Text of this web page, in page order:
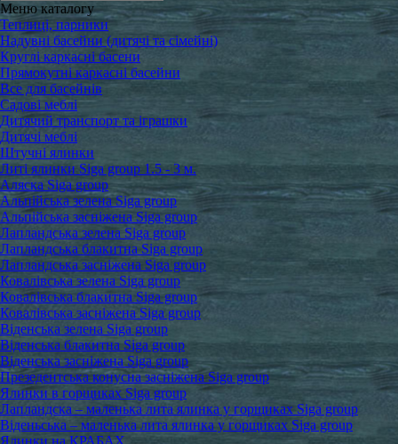
Меню каталогу
Теплиці, парники
Надувні басейни (дитячі та сімейні)
Круглі каркасні басени
Прямокутні каркасні басейни
Все для басейнів
Садові меблі
Дитячий транспорт та іграшки
Дитячі меблі
Штучні ялинки
Литі ялинки Siga group 1.5 - 3 м.
Аляска Siga group
Альпійська зелена Siga group
Альпійська засніжена Siga group
Лапландська зелена Siga group
Лапландська блакитна Siga group
Лапландська засніжена Siga group
Ковалівська зелена Siga group
Ковалівська блакитна Siga group
Ковалівська засніжена Siga group
Віденська зелена Siga group
Віденська блакитна Siga group
Віденська засніжена Siga group
Презедентська конусна засніжена Siga group
Ялинки в горщиках Siga group
Лапландска – маленька лита ялинка у горщиках Siga group
Віденьська – маленька лита ялинка у горщиках Siga group
Ялинки на КРАБАХ